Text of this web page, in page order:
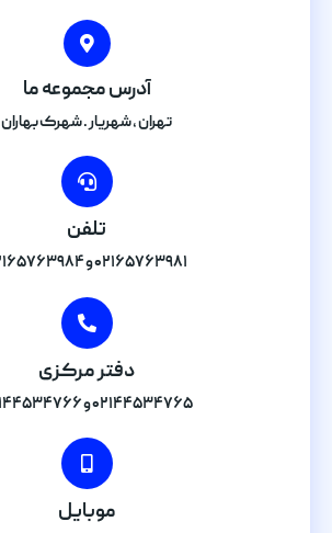
آدرس مجموعه ما
تهران , شهریار . شهرک بهاران
تلفن
۰۲۱۶۵۷۶۳۹۸۱ و ۰۲۱۶۵۷۶۳۹۸۴
دفتر مرکزی
۰۲۱۴۴۵۳۴۷۶۵ و ۰۲۱۴۴۵۳۴۷۶۶
موبایل